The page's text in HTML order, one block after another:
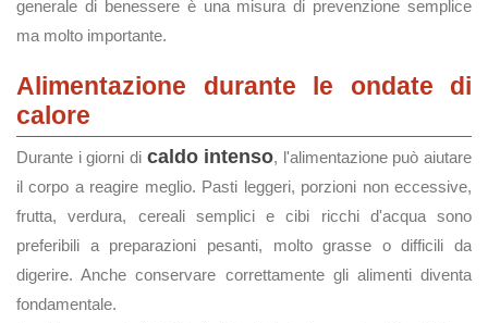
generale di benessere è una misura di prevenzione semplice
ma molto importante.
Alimentazione durante le ondate di
calore
Durante i giorni di caldo intenso, l'alimentazione può aiutare
il corpo a reagire meglio. Pasti leggeri, porzioni non eccessive,
frutta, verdura, cereali semplici e cibi ricchi d'acqua sono
preferibili a preparazioni pesanti, molto grasse o difficili da
digerire. Anche conservare correttamente gli alimenti diventa
fondamentale.